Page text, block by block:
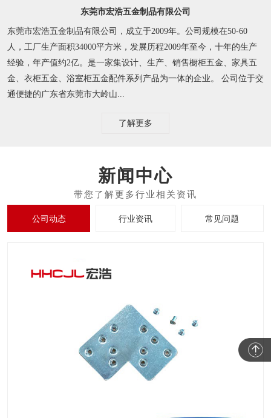
东莞市宏浩五金制品有限公司
东莞市宏浩五金制品有限公司，成立于2009年。公司规模在50-60
人，工厂生产面积34000平方米，发展历程2009年至今，十年的生产
经验，年产值约2亿。是一家集设计、生产、销售橱柜五金、家具五
金、衣柜五金、浴室柜五金配件系列产品为一体的企业。 公司位于交
通便捷的广东省东莞市大岭山...
了解更多
新闻中心
公司动态 行业资讯 常见问题